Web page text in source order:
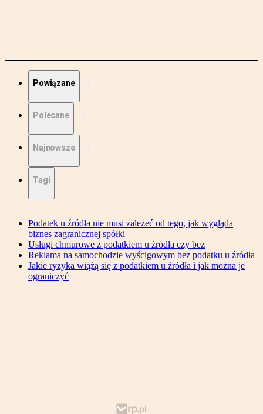
Powiązane
Polecane
Najnowsze
Tagi
Podatek u źródła nie musi zależeć od tego, jak wygląda
biznes zagranicznej spółki
Usługi chmurowe z podatkiem u źródła czy bez
Reklama na samochodzie wyścigowym bez podatku u źródła
Jakie ryzyka wiążą się z podatkiem u źródła i jak można je
ograniczyć